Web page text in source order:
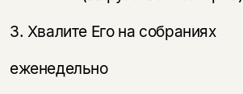
3. Хвалите Его на собраниях
еженедельно